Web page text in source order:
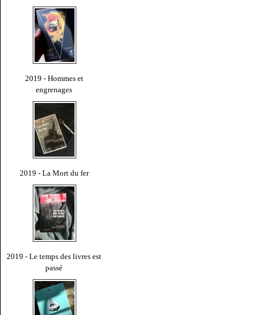
2019 - Hommes et
engrenages
2019 - La Mort du fer
2019 - Le temps des livres est
passé